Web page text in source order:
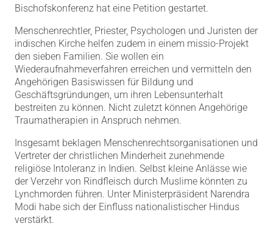
Bischofskonferenz hat eine Petition gestartet.
Menschenrechtler, Priester, Psychologen und Juristen der
indischen Kirche helfen zudem in einem missio-Projekt
den sieben Familien. Sie wollen ein
Wiederaufnahmeverfahren erreichen und vermitteln den
Angehörigen Basiswissen für Bildung und
Geschäftsgründungen, um ihren Lebensunterhalt
bestreiten zu können. Nicht zuletzt können Angehörige
Traumatherapien in Anspruch nehmen.
Insgesamt beklagen Menschenrechtsorganisationen und
Vertreter der christlichen Minderheit zunehmende
religiöse Intoleranz in Indien. Selbst kleine Anlässe wie
der Verzehr von Rindfleisch durch Muslime könnten zu
Lynchmorden führen. Unter Ministerpräsident Narendra
Modi habe sich der Einfluss nationalistischer Hindus
verstärkt.